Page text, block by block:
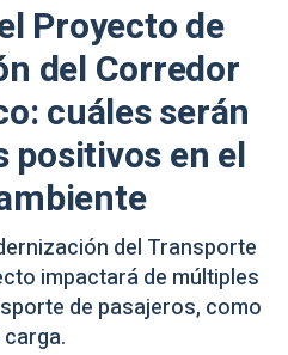
Proyecto de
del Corredor
cuáles serán
positivos en el
del Transporte
impactará de múltiples
de pasajeros, como
carga.